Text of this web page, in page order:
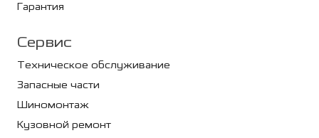
Гарантия
Сервис
Техническое обслуживание
Запасные части
Шиномонтаж
Кузовной ремонт